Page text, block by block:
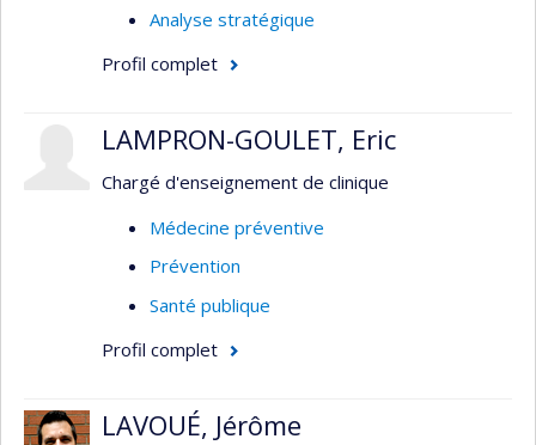
Analyse stratégique
Profil complet
LAMPRON-GOULET, Eric
Chargé d'enseignement de clinique
Médecine préventive
Prévention
Santé publique
Profil complet
LAVOUÉ, Jérôme